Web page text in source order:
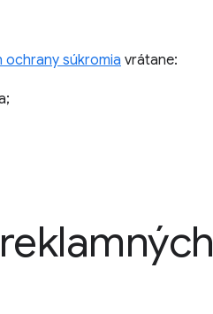
ochrany súkromia vrátane: